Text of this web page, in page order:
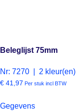
Beleglijst 75mm
Nr: 7270 | 2 kleur(en)
€ 41,97 Per stuk incl BTW
Gegevens